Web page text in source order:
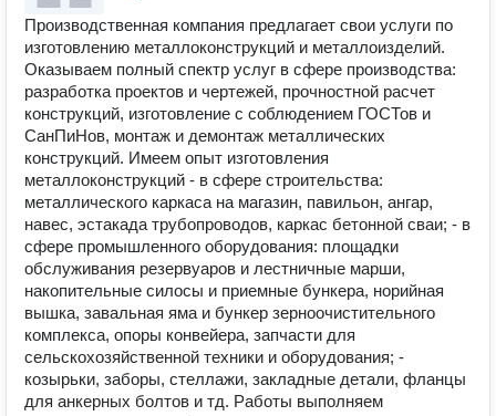
Производственная компания предлагает свои услуги по
изготовлению металлоконструкций и металлоизделий.
Оказываем полный спектр услуг в сфере производства:
разработка проектов и чертежей, прочностной расчет
конструкций, изготовление с соблюдением ГОСТов и
СанПиНов, монтаж и демонтаж металлических
конструкций. Имеем опыт изготовления
металлоконструкций - в сфере строительства:
металлического каркаса на магазин, павильон, ангар,
навес, эстакада трубопроводов, каркас бетонной сваи; - в
сфере промышленного оборудования: площадки
обслуживания резервуаров и лестничные марши,
накопительные силосы и приемные бункера, норийная
вышка, завальная яма и бункер зерноочистительного
комплекса, опоры конвейера, запчасти для
сельскохозяйственной техники и оборудования; -
козырьки, заборы, стеллажи, закладные детали, фланцы
для анкерных болтов и тд. Работы выполняем